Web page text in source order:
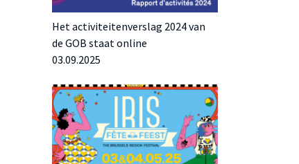
Het activiteitenverslag 2024 van
de GOB staat online
03.09.2025